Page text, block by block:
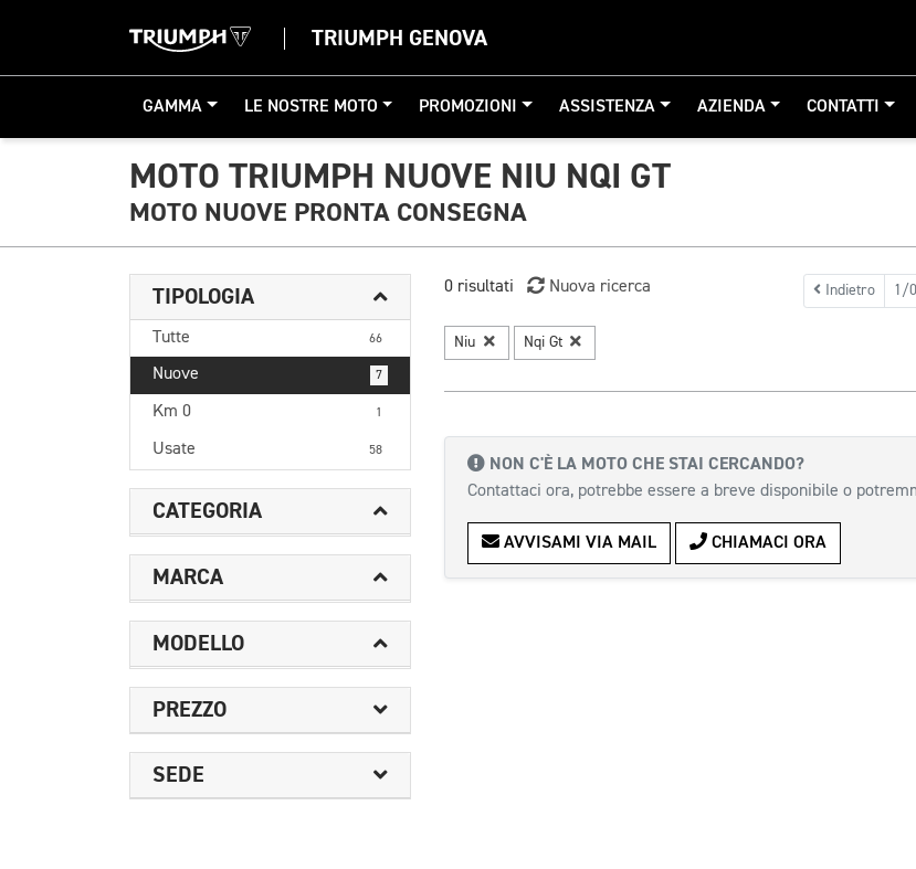
TRIUMPH GENOVA
GAMMA LE NOSTRE MOTO PROMOZIONI ASSISTENZA AZIENDA CONTATTI
MOTO TRIUMPH NUOVE NIU NQI GT
MOTO NUOVE PRONTA CONSEGNA
TIPOLOGIA
Tutte 66
Nuove 7
Km 0 1
Usate 58
CATEGORIA
MARCA
MODELLO
PREZZO
SEDE
0 risultati Nuova ricerca Indietro 1/0
Niu Nqi Gt
NON C'È LA MOTO CHE STAI CERCANDO?
Contattaci ora, potrebbe essere a breve disponibile o
AVVISAMI VIA MAIL CHIAMACI ORA